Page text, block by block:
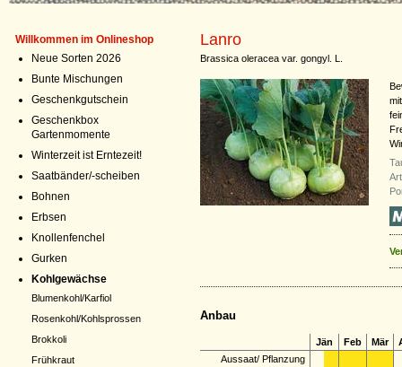
Willkommen im Onlineshop
Neue Sorten 2026
Bunte Mischungen
Geschenkgutschein
Geschenkbox
Gartenmomente
Winterzeit ist Erntezeit!
Saatbänder/-scheiben
Bohnen
Erbsen
Knollenfenchel
Gurken
Kohlgewächse
Blumenkohl/Karfiol
Rosenkohl/Kohlsprossen
Brokkoli
Frühkraut
Lanro
Brassica oleracea var. gongyl. L.
Anbau
Jän Feb Mär
Aussaat/ Pflanzung